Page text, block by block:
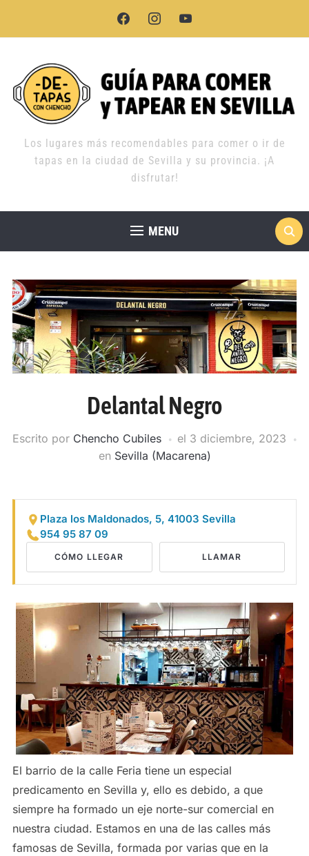
facebook instagramyoutube
Los lugares más recomendables para comer o ir de
tapas en la ciudad de Sevilla y su provincia. ¡A
disfrutar!
MENU
Delantal Negro
Escrito por Chencho Cubiles el 3 diciembre, 2023
en Sevilla (Macarena)
Plaza los Maldonados, 5, 41003 Sevilla
954 95 87 09
CÓMO LLEGAR LLAMAR
El barrio de la calle Feria tiene un especial
predicamento en Sevilla y, ello es debido, a que
siempre ha formado un eje norte-sur comercial en
nuestra ciudad. Estamos en una de las calles más
famosas de Sevilla, formada por varias que en la